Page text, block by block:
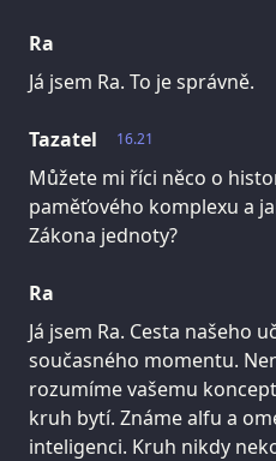
Ra
Já jsem Ra. To je správně.
16.21
Tazatel
Můžete mi říci něco o
paměťového komplexu a
Zákona jednoty?
Ra
Já jsem Ra. Cesta našeho
současného momentu.
rozumíme vašemu
kruh bytí. Známe alfu a
inteligenci. Kruh nikdy